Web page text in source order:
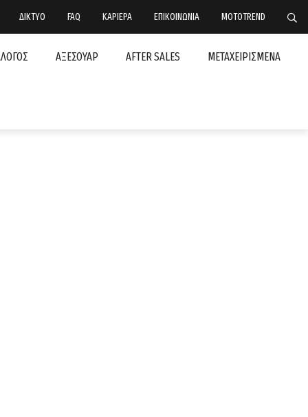
ΔΙΚΤΥΟ FAQ ΚΑΡΙΕΡΑ ΕΠΙΚΟΙΝΩΝΙΑ MOTOTREND
ΑΞΕΣΟΥΑΡ AFTER SALES ΜΕΤΑΧΕΙΡΙΣΜΕΝΑ